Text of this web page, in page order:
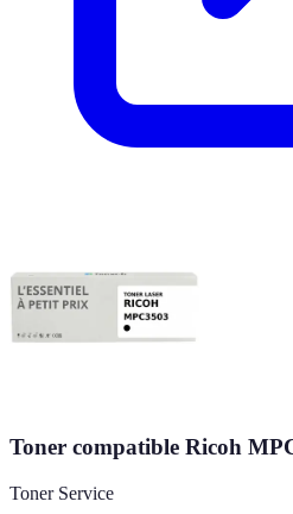
Toner compatible Ricoh
Toner Service